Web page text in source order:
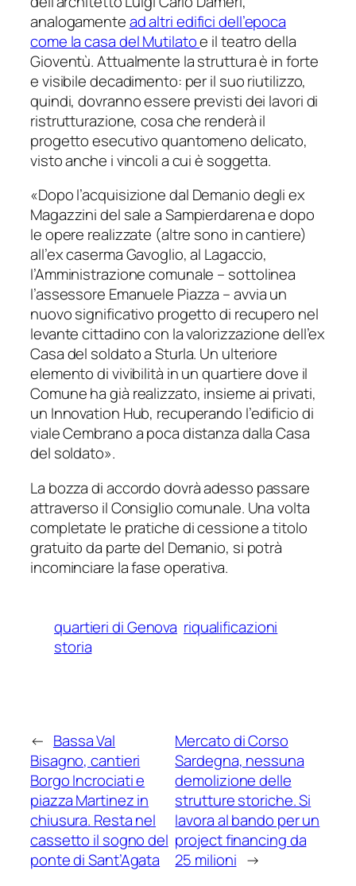
analogamentead altri edifici dell’epoca
come la casa del Mutilatoe il teatro della
Gioventù. Attualmente la struttura è in forte
e visibile decadimento: per il suo riutilizzo,
quindi, dovranno essere previsti dei lavori di
ristrutturazione, cosa che renderà il
progetto esecutivo quantomeno delicato,
visto anche i vincoli a cui è soggetta.
«Dopo l’acquisizione dal Demanio degli ex
Magazzini del sale a Sampierdarena e dopo
le opere realizzate (altre sono in cantiere)
all’ex caserma Gavoglio, al Lagaccio,
l’Amministrazione comunale – sottolinea
l’assessore Emanuele Piazza –avvia un
nuovo significativo progetto di recupero nel
levante cittadino con la valorizzazione dell’ex
Casa del soldato a Sturla. Un ulteriore
elemento di vivibilità in un quartiere dove il
Comune ha già realizzato, insieme ai privati,
un Innovation Hub, recuperando l’edificio di
viale Cembrano a poca distanza dalla Casa
del soldato».
La bozza di accordo dovrà adesso passare
attraverso il Consiglio comunale. Una volta
completate le pratiche di cessione a titolo
gratuito da parte del Demanio, si potrà
incominciare la fase operativa.
quartieri di Genova riqualificazioni
storia
← Bassa Val
Bisagno, cantieri
Borgo Incrociati e
piazza Martinez in
chiusura. Resta nel
cassetto il sogno del
ponte di Sant’Agata
Mercato di Corso
Sardegna, nessuna
demolizione delle
strutture storiche. Si
lavora al bando per un
project financing da
25 milioni →